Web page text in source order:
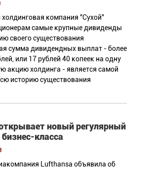
компания "Сухой"
самые крупные дивиденды
своего существования
сумма дивидендных выплат - более
или 17 рублей 40 копеек на одну
акцию холдинга - является самой
историю существования
новый регулярный
класса
Lufthansa объявила об